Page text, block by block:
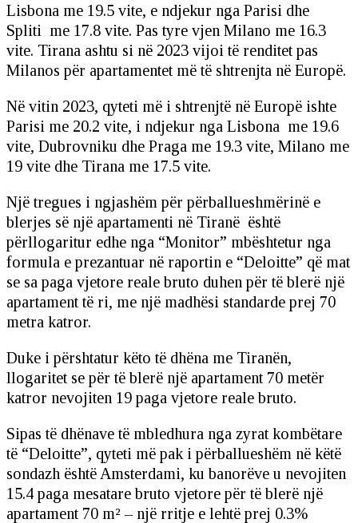
Lisbona me 19.5 vite, e ndjekur nga Parisi dhe
Spliti me 17.8 vite. Pas tyre vjen Milano me 16.3
vite. Tirana ashtu si në 2023 vijoi të renditet pas
Milanos për apartamentet më të shtrenjta në Europë.
Në vitin 2023, qyteti më i shtrenjtë në Europë ishte
Parisi me 20.2 vite, i ndjekur nga Lisbona me 19.6
vite, Dubrovniku dhe Praga me 19.3 vite, Milano me
19 vite dhe Tirana me 17.5 vite.
Një tregues i ngjashëm për përballueshmërinë e
blerjes së një apartamenti në Tiranë është
përllogaritur edhe nga “Monitor” mbështetur nga
formula e prezantuar në raportin e “Deloitte” që mat
se sa paga vjetore reale bruto duhen për të blerë një
apartament të ri, me një madhësi standarde prej 70
metra katror.
Duke i përshtatur këto të dhëna me Tiranën,
llogaritet se për të blerë një apartament 70 metër
katror nevojiten 19 paga vjetore reale bruto.
Sipas të dhënave të mbledhura nga zyrat kombëtare
të “Deloitte”, qyteti më pak i përballueshëm në këtë
sondazh është Amsterdami, ku banorëve u nevojiten
15.4 paga mesatare bruto vjetore për të blerë një
apartament 70 m² – një rritje e lehtë prej 0.3%